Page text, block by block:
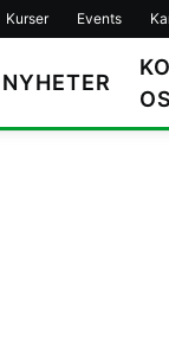
Kurser Events
NYHETER